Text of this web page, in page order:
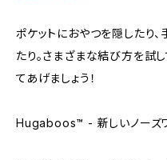
ポケットにおやつを隠したり
たり。さまざまな結び方を試
てあげましょう！
Hugaboos™ - 新しいノーズワ